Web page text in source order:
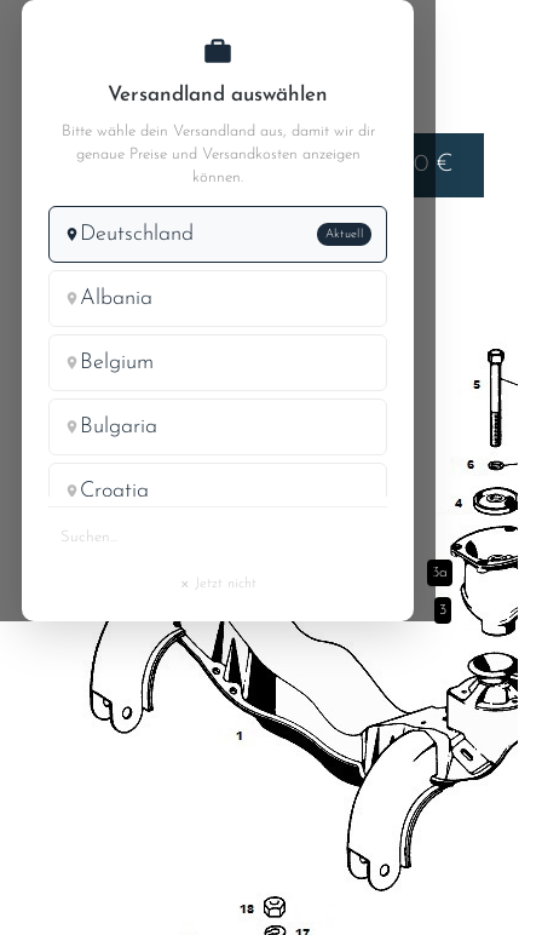
Liefern nach
Deutschland 0,00 €
MB W111
MB 220SEb 111.014
3
3a
Versandland auswählen
Bitte wähle dein Versandland aus, damit wir dir
genaue Preise und Versandkosten anzeigen
können.
Deutschland Aktuell
Albania
Belgium
Bulgaria
Croatia
Czech Republic
Denmark
× Jetzt nicht